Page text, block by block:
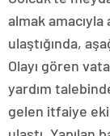
almak amacıyla
ulaştığında,
Olayı gören
yardım
gelen itfaiye